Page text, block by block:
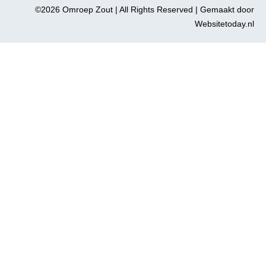
©2026 Omroep Zout | All Rights Reserved | Gemaakt door
Websitetoday.nl